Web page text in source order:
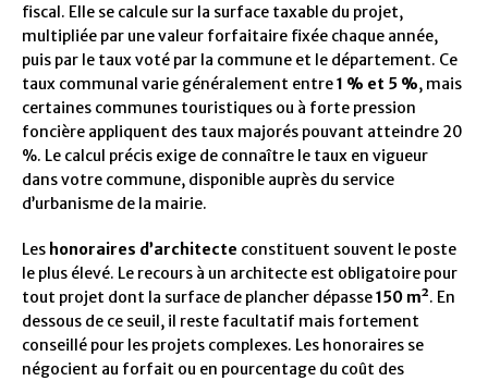
fiscal. Elle se calcule sur la surface taxable du projet,
multipliée par une valeur forfaitaire fixée chaque année,
puis par le taux voté par la commune et le département. Ce
taux communal varie généralement entre1 % et 5 %, mais
certaines communes touristiques ou à forte pression
foncière appliquent des taux majorés pouvant atteindre 20
%. Le calcul précis exige de connaître le taux en vigueur
dans votre commune, disponible auprès du service
d’urbanisme de la mairie.
Les honoraires d’architecte constituent souvent le poste
le plus élevé. Le recours à un architecte est obligatoire pour
tout projet dont la surface de plancher dépasse150 m². En
dessous de ce seuil, il reste facultatif mais fortement
conseillé pour les projets complexes. Les honoraires se
négocient au forfait ou en pourcentage du coût des